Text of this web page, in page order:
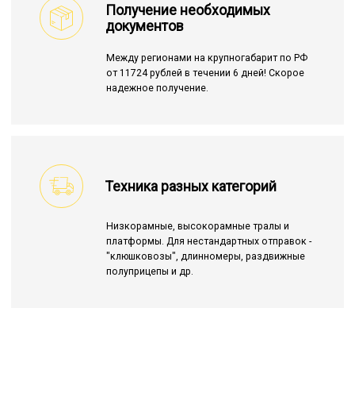
Получение необходимых
документов
Между регионами на крупногабарит по РФ
от 11724 рублей в течении 6 дней! Скорое
надежное получение.
Техника разных категорий
Низкорамные, высокорамные тралы и
платформы. Для нестандартных отправок -
"клюшковозы", длинномеры, раздвижные
полуприцепы и др.